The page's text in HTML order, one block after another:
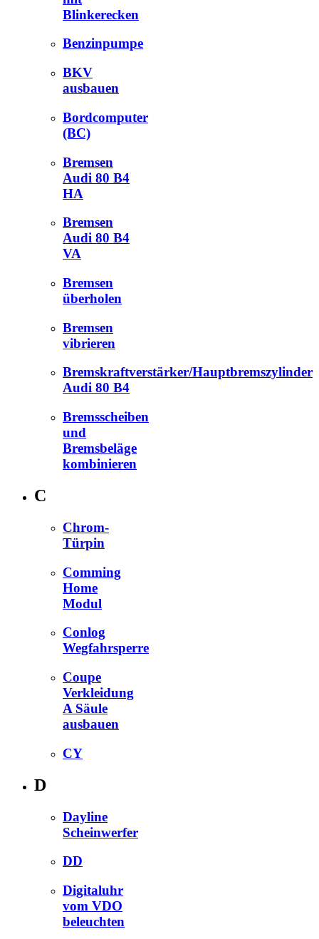
Blinkerecken
Benzinpumpe
BKV
ausbauen
Bordcomputer
(BC)
Bremsen
Audi 80 B4
HA
Bremsen
Audi 80 B4
VA
Bremsen
überholen
Bremsen
vibrieren
Bremskraftverstärker/Hauptbremszylinder
Audi 80 B4
Bremsscheiben
und
Bremsbeläge
kombinieren
C
Chrom-
Türpin
Comming
Home
Modul
Conlog
Wegfahrsperre
Coupe
Verkleidung
A Säule
ausbauen
CY
D
Dayline
Scheinwerfer
DD
Digitaluhr
vom VDO
beleuchten